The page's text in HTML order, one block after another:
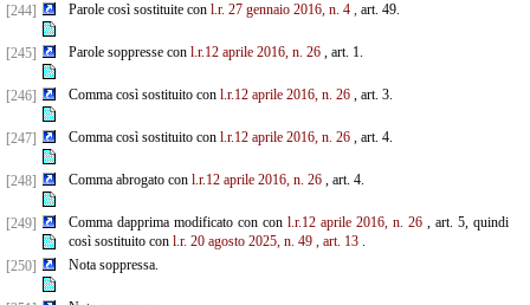
[244] Parole così sostituite con l.r. 27 gennaio 2016, n. 4 ,art. 49.
[245] Parole soppresse con l.r.12 aprile 2016, n. 26, art. 1.
[246] Comma così sostituito con l.r.12 aprile 2016, n. 26, art. 3.
[247] Comma così sostituito con l.r.12 aprile 2016, n. 26, art. 4.
[248] Comma abrogato con l.r.12 aprile 2016, n. 26, art. 4.
[249] Comma dapprima modificato con con l.r.12 aprile 2016, n. 26, art. 5, quindi
così sostituito con l.r. 20 agosto 2025, n. 49 , art. 13.
[250]
Nota soppressa.